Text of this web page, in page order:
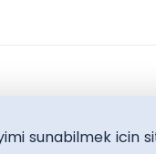
sunabilmek icin